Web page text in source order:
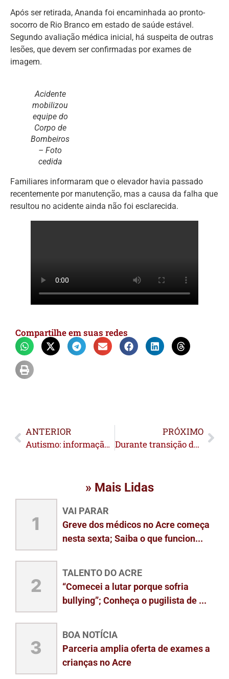
Após ser retirada, Ananda foi encaminhada ao pronto-
socorro de Rio Branco em estado de saúde estável.
Segundo avaliação médica inicial, há suspeita de outras
lesões, que devem ser confirmadas por exames de
imagem.
Acidente
mobilizou
equipe do
Corpo de
Bombeiros
– Foto
cedida
Familiares informaram que o elevador havia passado
recentemente por manutenção, mas a causa da falha que
resultou no acidente ainda não foi esclarecida.
Compartilhe em suas redes
ANTERIOR
Autismo: informação e diagnóstico precoce são fundamentais para inclusão; destaca psicóloga
PRÓXIMO
Durante transição de Governo, Gabriela Câmara, recebe medalha de honra ao mérito por destaque ao entregar mais de 15 mil títulos
» Mais Lidas
1
VAI PARAR
Greve dos médicos no Acre começa
nesta sexta; Saiba o que funcion...
2
TALENTO DO ACRE
“Comecei a lutar porque sofria
bullying”; Conheça o pugilista de ...
3
BOA NOTÍCIA
Parceria amplia oferta de exames a
crianças no Acre